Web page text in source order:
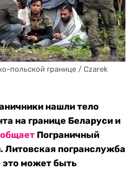
польской границе / Czarek
нашли тело
на границе Беларуси и
Пограничный
Литовская погранслужба
это может быть